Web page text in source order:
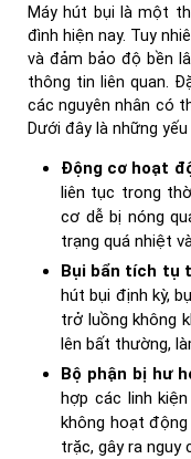
Máy hút bụi là một
đình hiện nay. Tuy
và đảm bảo độ bền
thông tin liên quan.
các nguyên nhân có
Dưới đây là những
Động cơ hoạt
liên tục trong
cơ dễ bị nóng
trạng quá nhiệt
Bụi bẩn tích tụ
hút bụi định kỳ,
trở luồng không
lên bất thường,
Bộ phận bị hư
hợp các linh
không hoạt
trặc, gây ra nguy